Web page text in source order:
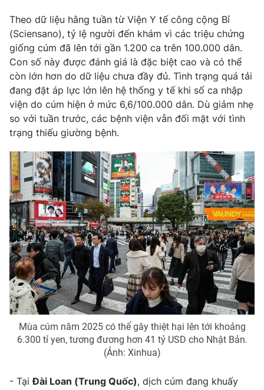
® Cấm sao chép dưới mọi hình thức nếu không có sự chấp
thuận bằng văn bản. Ghi rõ nguồn VTV.vn khi phát hành lại
thông tin từ website này.
Theo dữ liệu hằng tuần từ Viện Y tế công cộng Bỉ
(Sciensano), tỷ lệ người đến khám vì các triệu chứng
giống cúm đã lên tới gần 1.200 ca trên 100.000 dân.
Con số này được đánh giá là đặc biệt cao và có thể
còn lớn hơn do dữ liệu chưa đầy đủ. Tình trạng quá tải
đang đặt áp lực lớn lên hệ thống y tế khi số ca nhập
viện do cúm hiện ở mức 6,6/100.000 dân. Dù giảm nhẹ
so với tuần trước, các bệnh viện vẫn đối mặt với tình
trạng thiếu giường bệnh.
Mùa cúm năm 2025 có thể gây thiệt hại lên tới khoảng
6.300 tỉ yen, tương đương hơn 41 tỷ USD cho Nhật Bản.
(Ảnh: Xinhua)
- TạiĐài Loan (Trung Quốc), dịch cúm đang khuấy